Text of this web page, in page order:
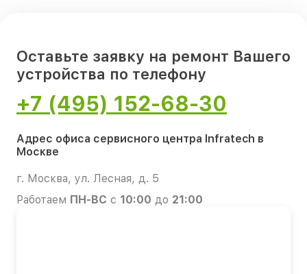
Оставьте заявку на ремонт Вашего
устройства по телефону
+7 (495) 152-68-30
Адрес офиса сервисного центра Infratech в
Москве
г. Москва, ул. Лесная, д. 5
Работаем ПН-ВС с 10:00 до 21:00